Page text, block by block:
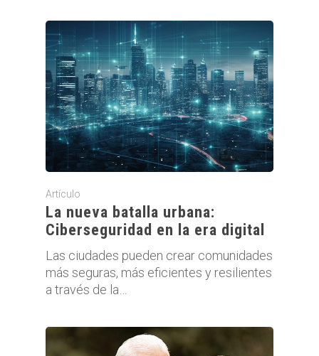
Artículo
La nueva batalla urbana:
Ciberseguridad en la era digital
Las ciudades pueden crear comunidades
más seguras, más eficientes y resilientes
a través de la…